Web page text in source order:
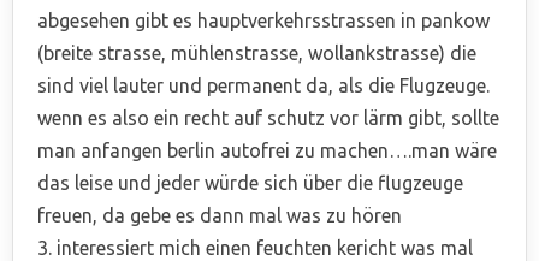
abgesehen gibt es hauptverkehrsstrassen in pankow
(breite strasse, mühlenstrasse, wollankstrasse) die
sind viel lauter und permanent da, als die Flugzeuge.
wenn es also ein recht auf schutz vor lärm gibt, sollte
man anfangen berlin autofrei zu machen….man wäre
das leise und jeder würde sich über die flugzeuge
freuen, da gebe es dann mal was zu hören
3. interessiert mich einen feuchten kericht was mal